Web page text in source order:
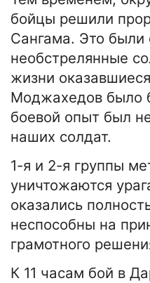
бойцы решили
Сангама. Это были
необстрелянные
жизни
Моджахедов было
боевой опыт был
наших солдат.
1-я и 2-я группы
уничтожаются
оказались
неспособны на
грамотного
К 11 часам бой в